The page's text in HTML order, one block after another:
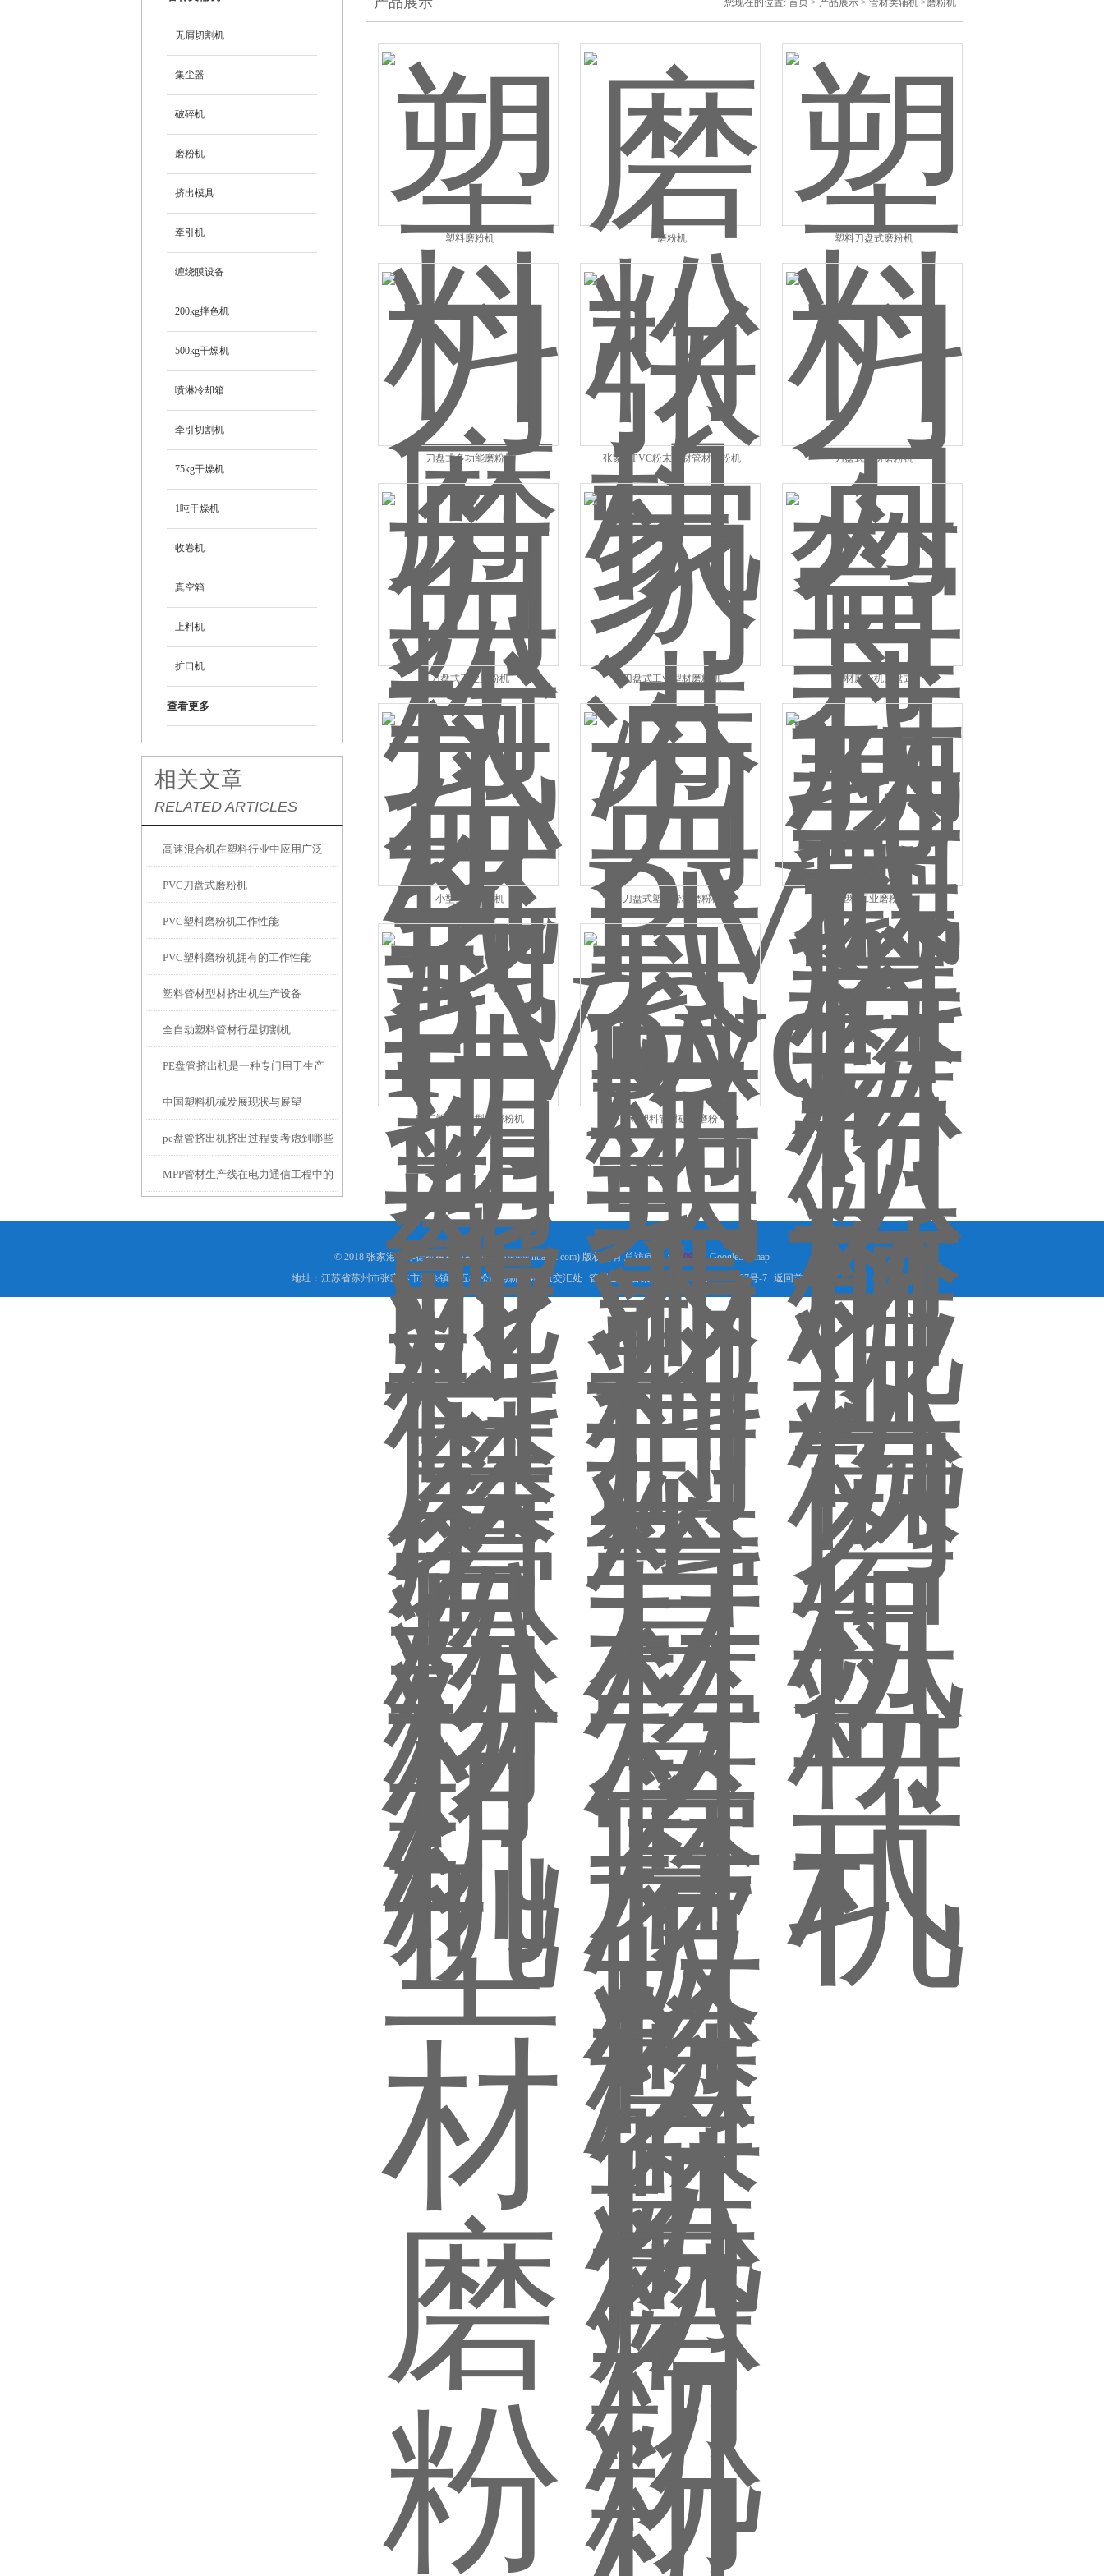
无屑切割机
集尘器
破碎机
磨粉机
挤出模具
牵引机
缠绕膜设备
200kg拌色机
500kg干燥机
喷淋冷却箱
牵引切割机
75kg干燥机
1吨干燥机
收卷机
真空箱
上料机
扩口机
查看更多
相关文章
RELATED ARTICLES
高速混合机在塑料行业中应用广泛
PVC刀盘式磨粉机
PVC塑料磨粉机工作性能
PVC塑料磨粉机拥有的工作性能
塑料管材型材挤出机生产设备
全自动塑料管材行星切割机
PE盘管挤出机是一种专门用于生产
PE（聚乙烯）盘管材的机械设备
中国塑料机械发展现状与展望
pe盘管挤出机挤出过程要考虑到哪些
影响？
MPP管材生产线在电力通信工程中的
您现在的位置: 首页 > 产品展示 > 管材类辅机 >磨粉机
塑料磨粉机 磨粉机 塑料刀盘式磨粉机
刀盘式多功能磨粉机 张家港PVC粉末型材管材磨粉机 刀盘式型材磨粉机
刀盘式工业磨粉机 刀盘式工业型材磨粉机 管材磨粉机刀盘式
小型塑料磨粉机 刀盘式塑料管材磨粉机 塑料工业磨粉机
PVC塑料管材型材磨粉机 pvc塑料管材破碎磨粉
© 2018 张家港市华德机械科技有限公司(www.huadjx.com) 版权所有 总访问量： 450982
GoogleSitemap
地址：江苏省苏州市张家港市乐余镇新五棵松路与新204国道交汇处
管理登陆 备案号： 苏ICP备11060507号-7 返回首页